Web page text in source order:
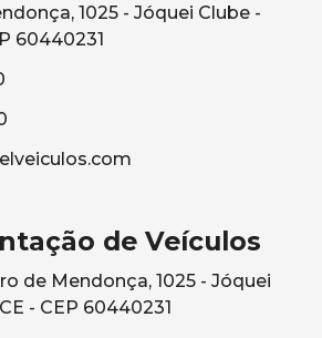
1025 - Jóquei Clube -
60440231
de Veículos
de Mendonça, 1025 - Jóquei
- CEP 60440231